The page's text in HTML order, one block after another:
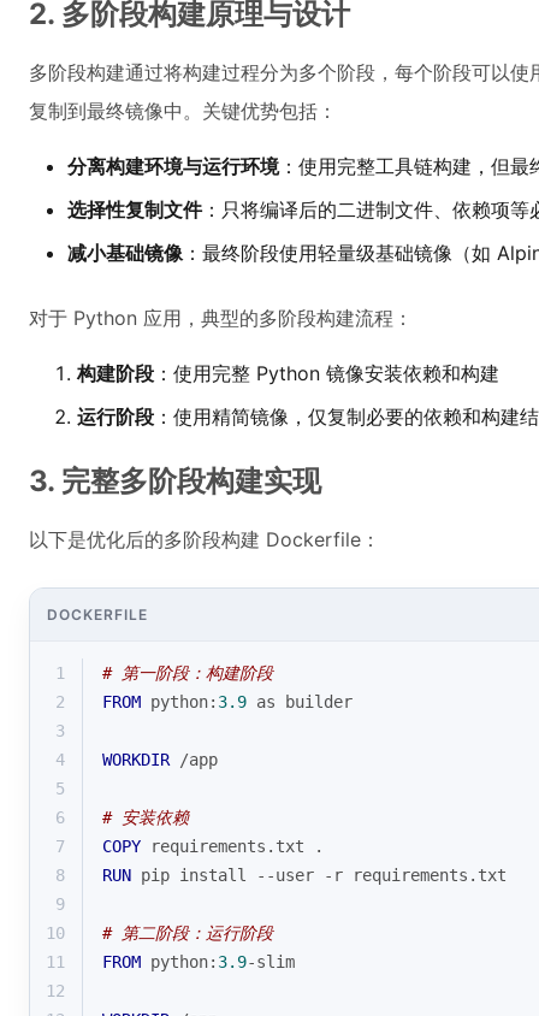
2. 多阶段构建原理与设计
多阶段构建通过将构建过程分为多个阶段，每个阶段可以
复制到最终镜像中。关键优势包括：
分离构建环境与运行环境：使用完整工具链构建，但
选择性复制文件：只将编译后的二进制文件、依赖项等
减小基础镜像：最终阶段使用轻量级基础镜像（如
对于 Python 应用，典型的多阶段构建流程：
构建阶段 ：使用完整 Python 镜像安装依赖和构建
运行阶段 ：使用精简镜像，仅复制必要的依赖和构建
3. 完整多阶段构建实现
以下是优化后的多阶段构建 Dockerfile：
DOCKERFILE
1
# 第一阶段：构建阶段
2
FROM python: 3.9 as builder
3
4
WORKDIR /app
5
6
# 安装依赖
7
COPY requirements.txt .
8
RUN pip install --user -r requirements.txt
9
10
# 第二阶段：运行阶段
11
FROM python: 3.9-slim
12